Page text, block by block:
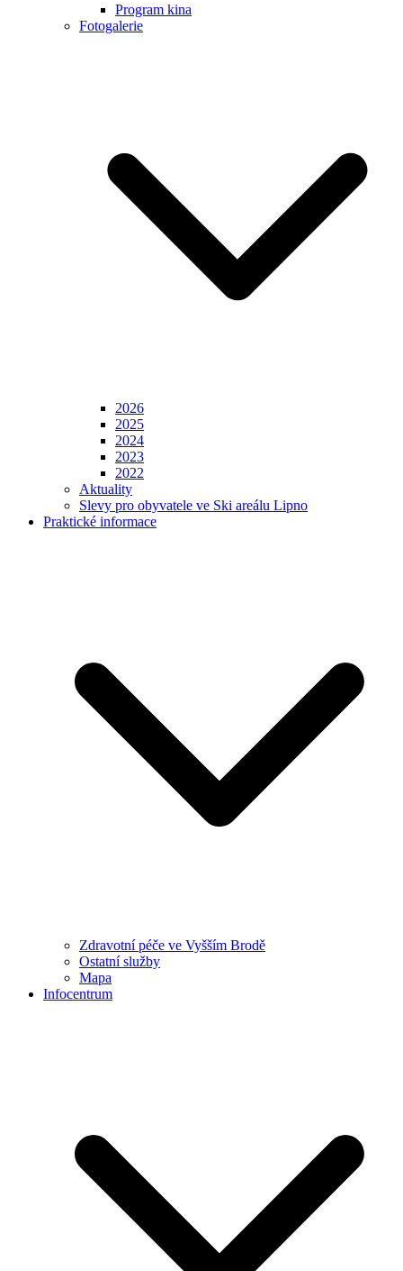
Program kina
Fotogalerie
2026
2025
2024
2023
2022
Aktuality
Slevy pro obyvatele ve Ski areálu Lipno
Praktické informace
Zdravotní péče ve Vyšším Brodě
Ostatní služby
Mapa
Infocentrum